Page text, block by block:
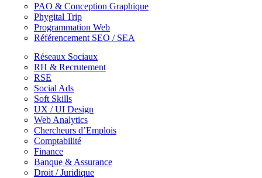
PAO & Conception Graphique
Phygital Trip
Programmation Web
Référencement SEO / SEA
Réseaux Sociaux
RH & Recrutement
RSE
Social Ads
Soft Skills
UX / UI Design
Web Analytics
Chercheurs d’Emplois
Comptabilité
Finance
Banque & Assurance
Droit / Juridique